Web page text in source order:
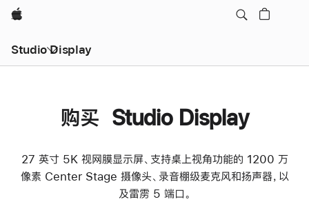
Apple
Studio Display
购买 Studio Display
27 英寸 5K 视网膜显示屏、支持桌上视角功能的 1200 万
像素 Center Stage 摄像头、录音棚级麦克风和扬声器，以
及雷雳 5 端口。